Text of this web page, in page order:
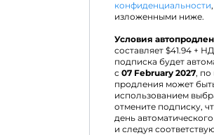
конфиденциальности,
изложенными ниже.
Условия
составляет $41.94 +
подписка будет
с 07 February 2027, по
продления может
использованием
отмените подписку,
день
и следуя